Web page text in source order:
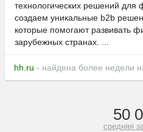
технологических решений
создаем уникальные b2b
которые помогают развивать
зарубежных странах. ...
hh.ru - найдена более недели
50
средняя